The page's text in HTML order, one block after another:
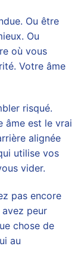
Ou être
Ou
où vous
Votre âme
risqué.
âme est le vrai
alignée
utilise vos
vider.
pas encore
peur
chose de
au